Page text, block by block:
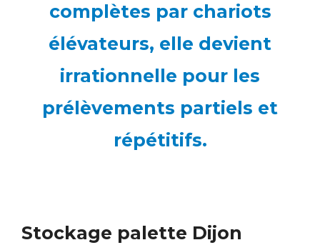
complètes par chariots
élévateurs, elle devient
irrationnelle pour les
prélèvements partiels et
répétitifs.
Stockage palette Dijon